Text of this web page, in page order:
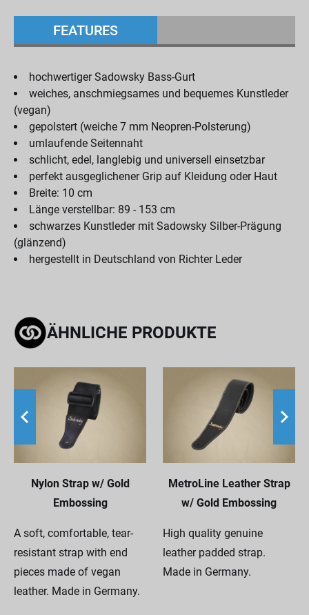
FEATURES
hochwertiger Sadowsky Bass-Gurt
weiches, anschmiegsames und bequemes Kunstleder
(vegan)
gepolstert (weiche 7 mm Neopren-Polsterung)
umlaufende Seitennaht
schlicht, edel, langlebig und universell einsetzbar
perfekt ausgeglichener Grip auf Kleidung oder Haut
Breite: 10 cm
Länge verstellbar: 89 - 153 cm
schwarzes Kunstleder mit Sadowsky Silber-Prägung
(glänzend)
hergestellt in Deutschland von Richter Leder
ÄHNLICHE PRODUKTE
Nylon Strap w/ Gold
Embossing
A soft, comfortable, tear-
resistant strap with end
pieces made of vegan
leather. Made in Germany.
MetroLine Leather Strap
w/ Gold Embossing
High quality genuine
leather padded strap.
Made in Germany.